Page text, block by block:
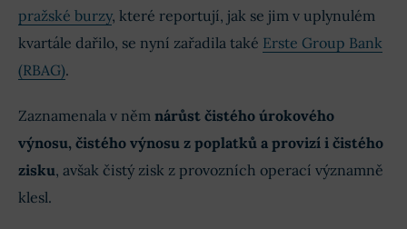
pražské burzy, které reportují, jak se jim v uplynulém
kvartále dařilo, se nyní zařadila také Erste Group Bank
(RBAG).
Zaznamenala v něm nárůst čistého úrokového
výnosu, čistého výnosu z poplatků a provizí i čistého
zisku, avšak čistý zisk z provozních operací významně
klesl.